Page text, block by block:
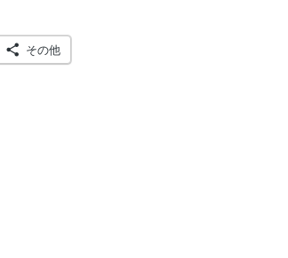
その他